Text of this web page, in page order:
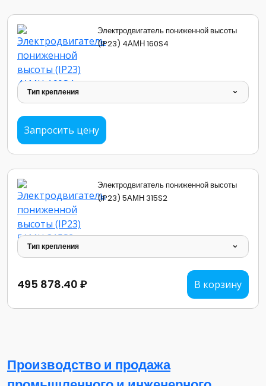
Электродвигатель пониженной высоты
(IP23) 4АМН 160S4
Тип крепления
Запросить цену
Электродвигатель пониженной высоты
(IP23) 5АМН 315S2
Тип крепления
495 878.40 ₽ В корзину
Производство и продажа